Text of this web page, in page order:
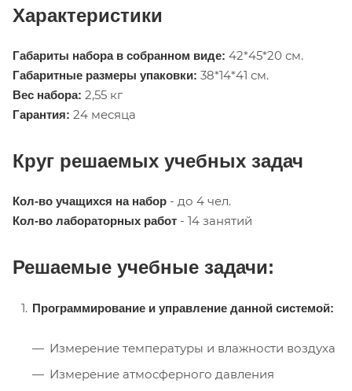
Характеристики
Габариты набора в собранном виде: 42*45*20 см.
Габаритные размеры упаковки: 38*14*41 см.
Вес набора: 2,55 кг
Гарантия: 24 месяца
Круг решаемых учебных задач
Кол-во учащихся на набор - до 4 чел.
Кол-во лабораторных работ - 14 занятий
Решаемые учебные задачи:
Программирование и управление данной системой:
Измерение температуры и влажности воздуха
Измерение атмосферного давления